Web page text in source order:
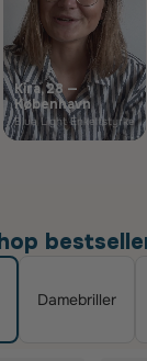
Kira, 28 —
København
Blue Light Enkeltstyrke
Damebriller